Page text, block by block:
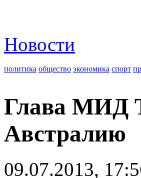
Новости
политика общество экономика спорт
Глава МИД
Австралию
09.07.2013,